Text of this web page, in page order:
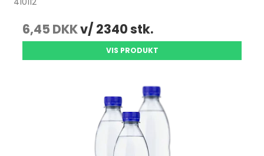
6,45 DKKv/ 2340 stk.
VIS PRODUKT